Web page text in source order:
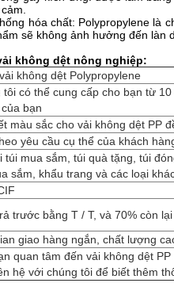
hóa chất: Polypropylene là
sẽ không ảnh hưởng đến làn
không dệt nông nghiệp:
không dệt Polypropylene
tôi có thể cung cấp cho bạn từ
bạn
màu sắc cho vải không dệt PP
yêu cầu cụ thể của khách
túi mua sắm, túi quà tặng, túi
sắm, khẩu trang và các loại
trước bằng T / T, và 70% còn
giao hàng ngắn, chất lượng
quan tâm đến vải không dệt
hệ với chúng tôi để biết thêm